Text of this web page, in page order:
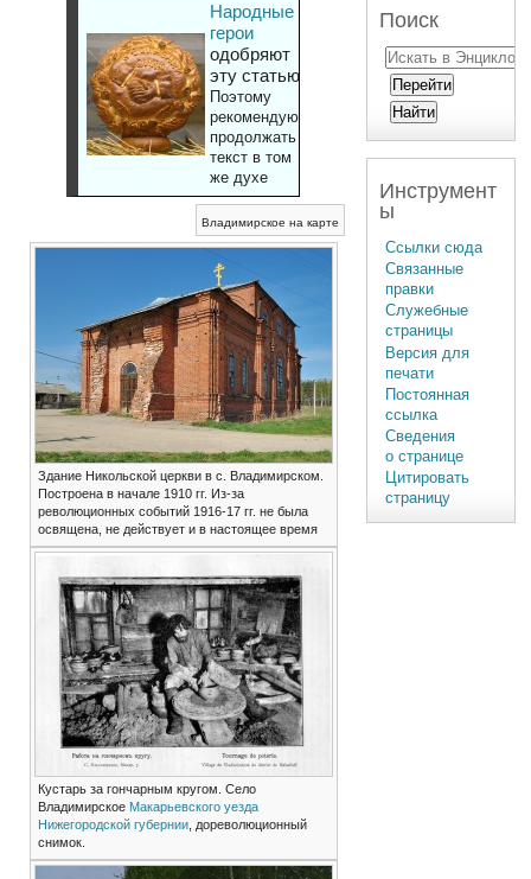
Народные
герои
одобряют
эту статью
Поэтому
рекомендуют
продолжать
текст в том
же духе
Владимирское на карте
Здание Никольской церкви в с. Владимирском.
Построена в начале 1910 гг. Из-за
революционных событий 1916-17 гг. не была
освящена, не действует и в настоящее время
Кустарь за гончарным кругом. Село
Владимирское Макарьевского уезда
Нижегородской губернии, дореволюционный
снимок.
Поиск
Инструмент
ы
Ссылки сюда
Связанные
правки
Служебные
страницы
Версия для
печати
Постоянная
ссылка
Сведения
о странице
Цитировать
страницу